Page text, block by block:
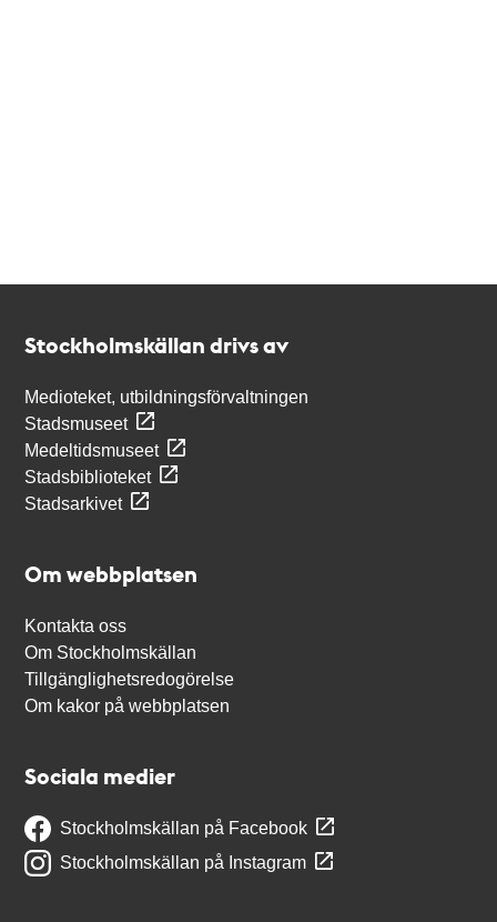
Stockholmskällan drivs av
Medioteket, utbildningsförvaltningen
Stadsmuseet
Medeltidsmuseet
Stadsbiblioteket
Stadsarkivet
Om webbplatsen
Kontakta oss
Om Stockholmskällan
Tillgänglighetsredogörelse
Om kakor på webbplatsen
Sociala medier
Stockholmskällan på Facebook
Stockholmskällan på Instagram